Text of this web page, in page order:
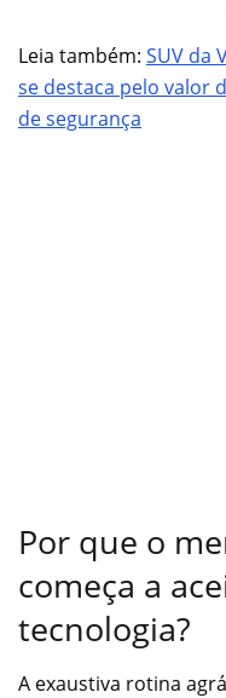
Leia também: SUV da
se destaca pelo valor
de segurança
Por que o
começa a
tecnologia?
A exaustiva rotina